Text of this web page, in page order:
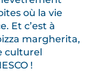
où la vie
Et c’est à
margherita,
culturel
!